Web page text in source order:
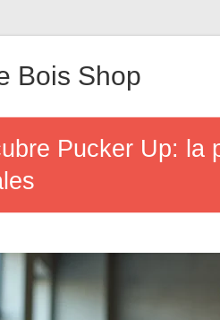
Bois Shop
Pucker Up: la